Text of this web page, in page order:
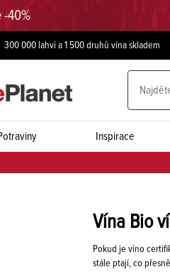
-40%
300 000 lahví a 1 500 druhů vína skladem
Inspirace
Vína Bio
Pokud je víno
stále ptají, co